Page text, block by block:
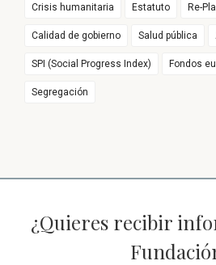
Crisis humanitaria Estatuto Re-
Calidad de gobierno Salud pública
SPI (Social Progress Index) Fondos
Segregación
¿Quieres recibir